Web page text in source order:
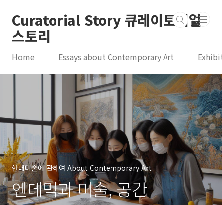
Curatorial Story 큐레이토리얼
스토리
Home Essays about Contemporary Art
현대미술에 관하여 About Contemporary Art
엔데믹과 미술, 공간